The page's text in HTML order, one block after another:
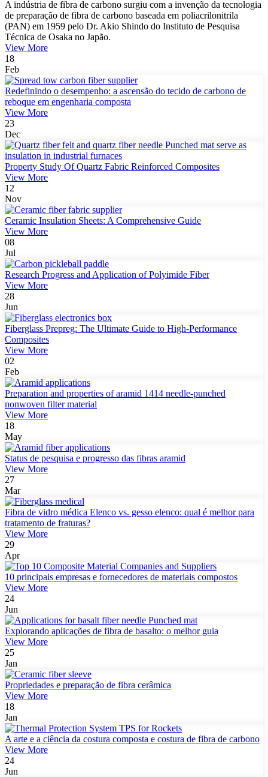
A indústria de fibra de carbono surgiu com a invenção da tecnologia
de preparação de fibra de carbono baseada em poliacrilonitrila
(PAN) em 1959 pelo Dr. Akio Shindo do Instituto de Pesquisa
Técnica de Osaka no Japão.
View More
18
Feb
Redefinindo o desempenho: a ascensão do tecido de carbono de
reboque em engenharia composta
View More
23
Dec
Property Study Of Quartz Fabric Reinforced Composites
View More
12
Nov
Ceramic Insulation Sheets: A Comprehensive Guide
View More
08
Jul
Research Progress and Application of Polyimide Fiber
View More
28
Jun
Fiberglass Prepreg: The Ultimate Guide to High-Performance
Composites
View More
02
Feb
Preparation and properties of aramid 1414 needle-punched
nonwoven filter material
View More
18
May
Status de pesquisa e progresso das fibras aramid
View More
27
Mar
Fibra de vidro médica Elenco vs. gesso elenco: qual é melhor para
tratamento de fraturas?
View More
29
Apr
10 principais empresas e fornecedores de materiais compostos
View More
24
Jun
Explorando aplicações de fibra de basalto: o melhor guia
View More
25
Jan
Propriedades e preparação de fibra cerâmica
View More
18
Jan
A arte e a ciência da costura composta e costura de fibra de carbono
View More
24
Jun